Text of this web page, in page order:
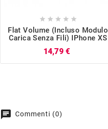
    
Flat Volume (Incluso Modulo
Carica Senza Fili) IPhone XS
14,79 €
chat Commenti (0)